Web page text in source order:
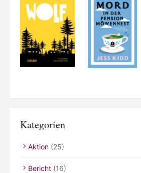
Kategorien
Aktion (25)
Bericht (16)